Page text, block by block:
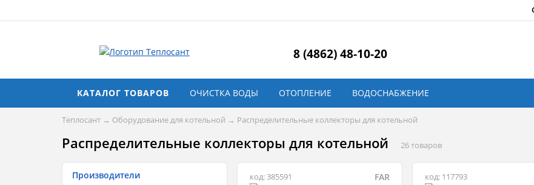
8 (4862) 48-10-20
КАТАЛОГ ТОВАРОВ ОЧИСТКА ВОДЫ ОТОПЛЕНИЕ ВОДОСНАБЖЕНИЕ
Теплосант → Оборудование для котельной → Распределительные коллекторы для котельной
Распределительные коллекторы для котельной 26 товаров
Производители код: 385591 FAR код: 117793